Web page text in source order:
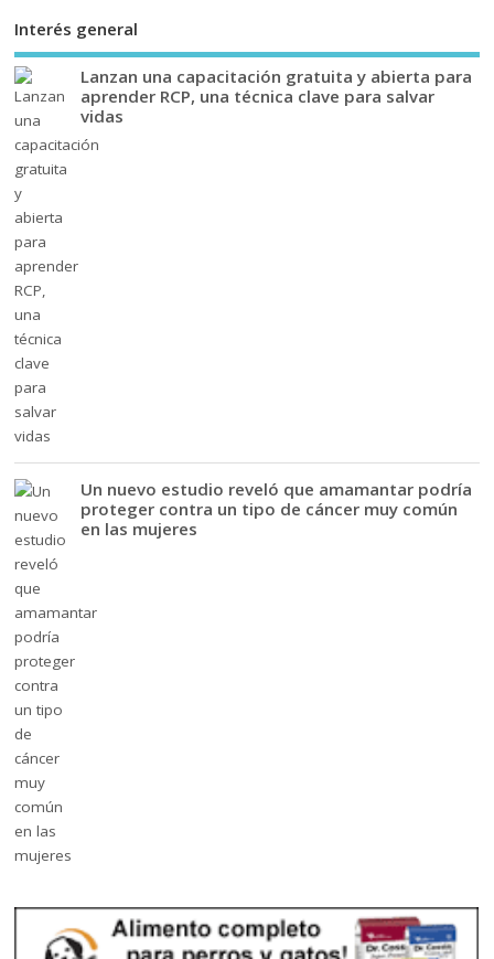
Interés general
Lanzan una capacitación gratuita y abierta para
aprender RCP, una técnica clave para salvar
vidas
Un nuevo estudio reveló que amamantar podría
proteger contra un tipo de cáncer muy común
en las mujeres